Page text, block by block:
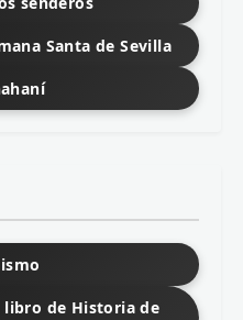
Santa de Sevilla
libro de Historia de